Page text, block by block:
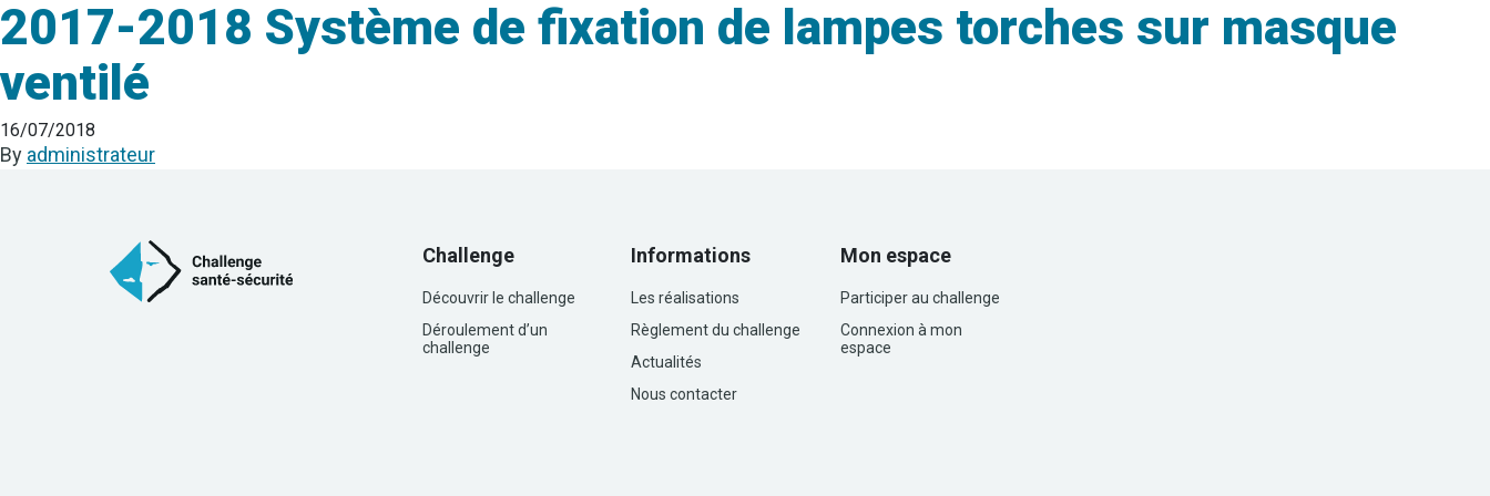
2017-2018 Système de fixation de lampes torches sur masque
ventilé
16/07/2018
By administrateur
Challenge
Découvrir le challenge
Déroulement d’un
challenge
Informations
Les réalisations
Règlement du challenge
Actualités
Nous contacter
Mon espace
Participer au challenge
Connexion à mon
espace